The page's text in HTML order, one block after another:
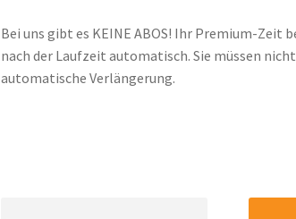
Bei uns gibt es KEINE ABOS! Ihr Premium-Zeit
nach der Laufzeit automatisch. Sie müssen
automatische Verlängerung.